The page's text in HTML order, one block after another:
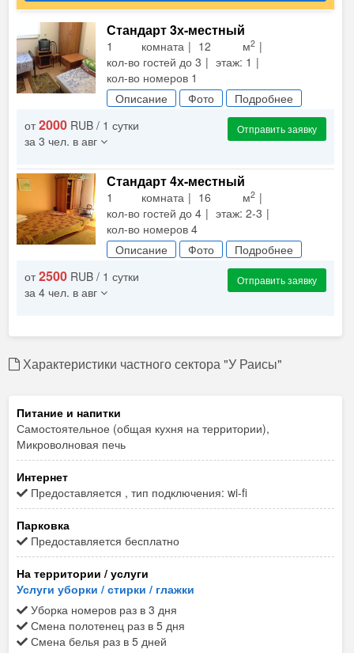
Стандарт 3х-местный
1 комната 12 м2
кол-во гостей до 3
этаж: 1
кол-во номеров 1
Описание
Фото
Подробнее
от2000 RUB / 1 сутки
за 3 чел. в авг
Отправить заявку
Стандарт 4х-местный
1 комната 16 м2
кол-во гостей до 4
этаж: 2-3
кол-во номеров 4
Описание
Фото
Подробнее
от2500 RUB / 1 сутки
за 4 чел. в авг
Отправить заявку
Характеристики частного сектора "У Раисы"
Питание и напитки
Самостоятельное (общая кухня на территории),
Микроволновая печь
Интернет
Предоставляется , тип подключения: wi-fi
Парковка
Предоставляется бесплатно
На территории / услуги
Услуги уборки / стирки / глажки
Уборка номеров раз в 3 дня
Смена полотенец раз в 5 дня
Смена белья раз в 5 дней